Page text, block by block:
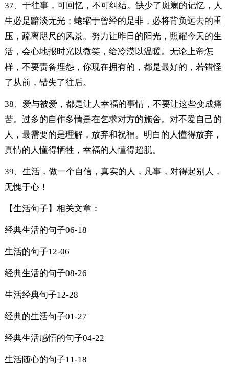
37、于往事，可回忆，不可纠结。缺少了斑斓的记忆，人
生必是黯淡无光；蜷缩于曾经的是非，必将背负远去的重
压，疏离咫尺的风景。努力让昨日的阳光，照耀今天的生
活，会心地报时光以微笑，给冷漠以温暖。无论上帝怎
样，不要责备埋怨，你现在拥有的，都是最好的，若错怪
了从前，错失了往后。
38、爱与被爱，都是让人幸福的事情，不要让这些变成痛
苦。过多的自作多情是在乞求对方的施舍。对不爱自己的
人，最需要的是理解，放弃和祝福。明白的人懂得放弃，
真情的人懂得牺牲，幸福的人懂得超脱。
39、生活，做一个自信，真实的人，凡事，对得起别人，
无愧于心！
【生活句子】相关文章：
经典生活的句子06-18
生活的句子12-06
经典生活的句子08-26
生活经典句子12-28
经典的生活句子01-27
经典生活感悟的句子04-22
生活随心的句子11-18